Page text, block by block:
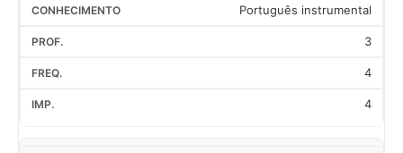
Português instrumental
3
4
4